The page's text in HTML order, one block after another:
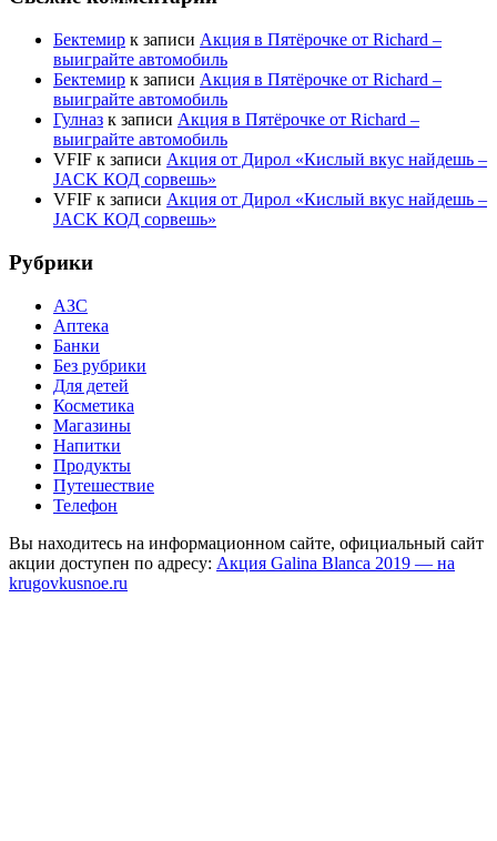
Бектемир к записи Акция в Пятёрочке от Richard –
выиграйте автомобиль
Бектемир к записи Акция в Пятёрочке от Richard –
выиграйте автомобиль
Гулназ к записи Акция в Пятёрочке от Richard –
выиграйте автомобиль
VFIF к записи Акция от Дирол «Кислый вкус найдешь –
JACK КОД сорвешь»
VFIF к записи Акция от Дирол «Кислый вкус найдешь –
JACK КОД сорвешь»
Рубрики
АЗС
Аптека
Банки
Без рубрики
Для детей
Косметика
Магазины
Напитки
Продукты
Путешествие
Телефон
Вы находитесь на информационном сайте, официальный сайт
акции доступен по адресу: Акция Galina Blanca 2019 — на
krugovkusnoe.ru